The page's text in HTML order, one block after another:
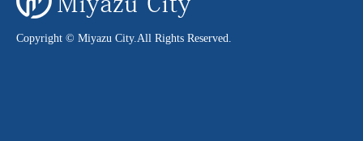
Copyright © Miyazu City.All Rights Reserved.